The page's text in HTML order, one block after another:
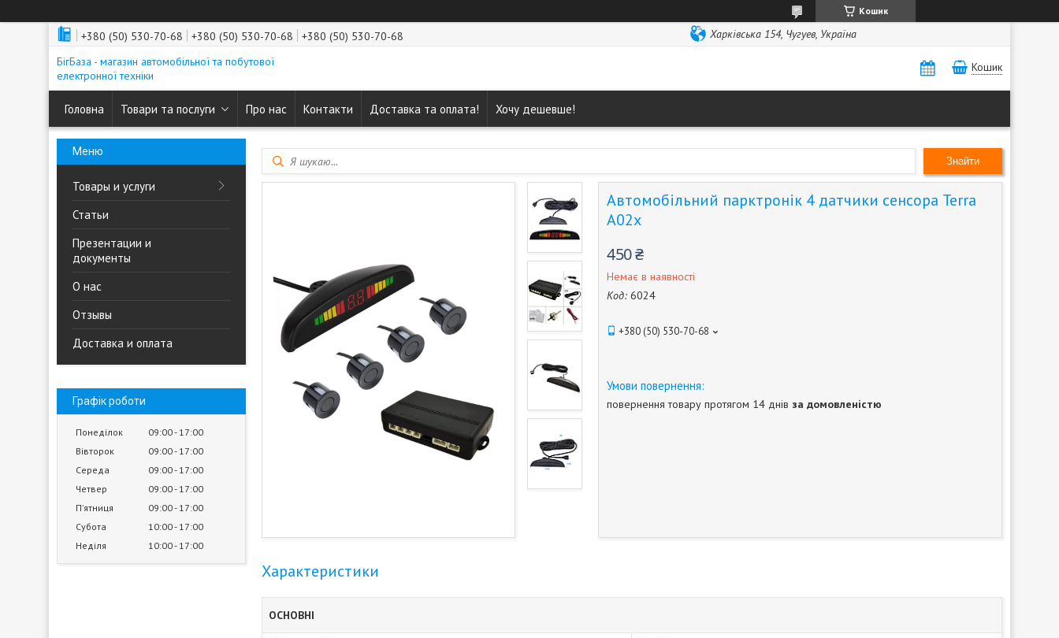
Кошик
+380 (50) 530-70-68 +380 (50) 530-70-68 +380 (50) 530-70-68
Харківська 154, Чугуев, Україна
БігБаза - магазин автомобільної та побутової
електронної техніки
Кошик
Головна Товари та послуги Про нас Контакти Доставка та оплата! Хочу дешевше!
Товары и услуги
Статьи
Презентации и
документы
О нас
Отзывы
Доставка и оплата
Графік роботи
Понеділок 09:00 17:00
Вівторок
09:00 17:00
Середа
09:00 17:00
Четвер
09:00 17:00
Пʼятниця
09:00 17:00
Субота
10:00 17:00
Неділя
10:00 17:00
Знайти
Автомобільний парктронік 4 датчики сенсора Terra
A02x
450 ₴
Немає в наявності
Код: 6024
+380 (50) 530-70-68
повернення товару протягом 14 днів за домовленістю
Характеристики
ОСНОВНІ